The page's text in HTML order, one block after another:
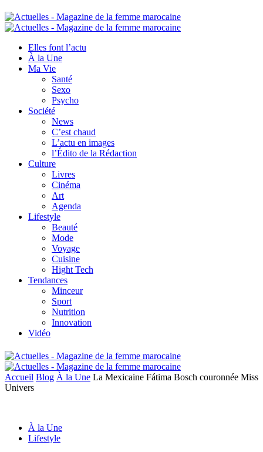
Elles font l’actu
À la Une
Ma Vie
Santé
Sexo
Psycho
Société
News
C’est chaud
L’actu en images
l’Édito de la Rédaction
Culture
Livres
Cinéma
Art
Agenda
Lifestyle
Beauté
Mode
Voyage
Cuisine
Hight Tech
Tendances
Minceur
Sport
Nutrition
Innovation
Vidéo
Accueil Blog À la Une La Mexicaine Fátima Bosch couronnée Miss
Univers
À la Une
Lifestyle